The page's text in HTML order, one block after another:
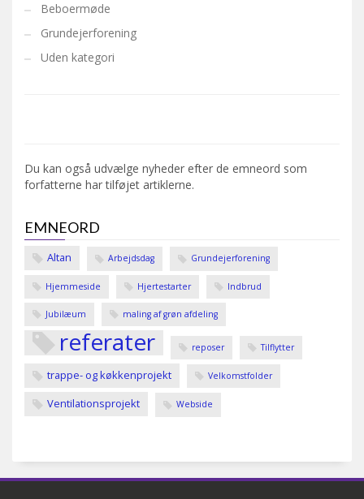
Beboermøde
Grundejerforening
Uden kategori
Du kan også udvælge nyheder efter de emneord som
forfatterne har tilføjet artiklerne.
EMNEORD
Altan Arbejdsdag Grundejerforening
Hjemmeside Hjertestarter Indbrud
Jubilæum maling af grøn afdeling
referater reposer Tilflytter
trappe- og køkkenprojekt Velkomstfolder
Ventilationsprojekt Webside